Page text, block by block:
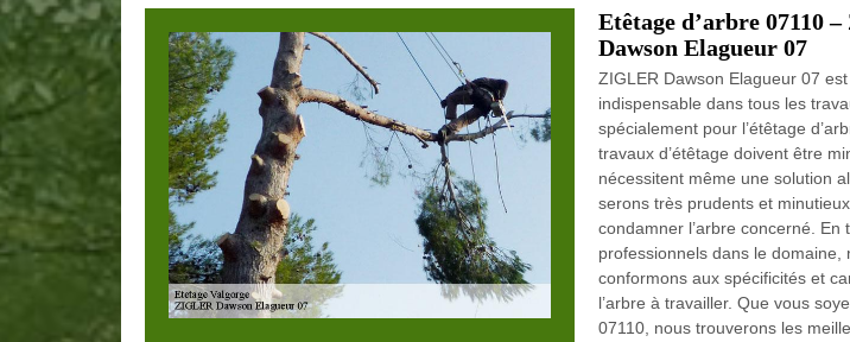
Etêtage d’arbre 07110
Dawson Elagueur 07
ZIGLER Dawson Elagueur 07
indispensable dans tous les
spécialement pour l’étêtage
travaux d’étêtage doivent être
nécessitent même une solution
serons très prudents et
condamner l’arbre concerné. En
professionnels dans le domaine,
conformons aux spécificités et
l’arbre à travailler. Que vous
07110, nous trouverons les